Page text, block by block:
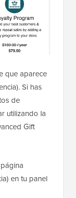
que aparece
Si has
de
utilizando la
Gift
en tu panel